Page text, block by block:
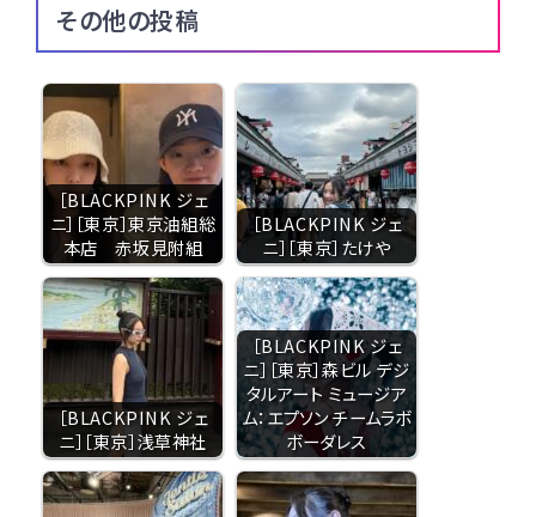
その他の投稿
［BLACKPINK ジェ
ニ］［東京］東京油組総
本店 赤坂見附組
［BLACKPINK ジェ
ニ］［東京］たけや
［BLACKPINK ジェ
ニ］［東京］浅草神社
［BLACKPINK ジェ
ニ］［東京］森ビル デジ
タルアート ミュージア
ム：エプソン チームラボ
ボーダレス